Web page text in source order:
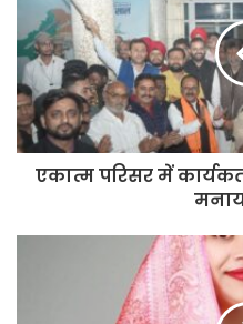
एकात्म परिसर में